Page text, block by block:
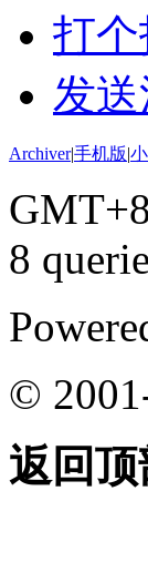
打
发
Archiver|手机版|
8
©
返回顶